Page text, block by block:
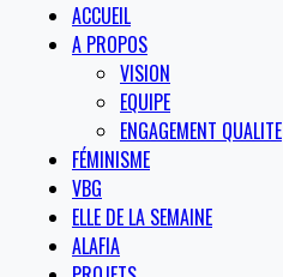
ACCUEIL
A PROPOS
VISION
EQUIPE
ENGAGEMENT QUALITE
FÉMINISME
VBG
ELLE DE LA SEMAINE
ALAFIA